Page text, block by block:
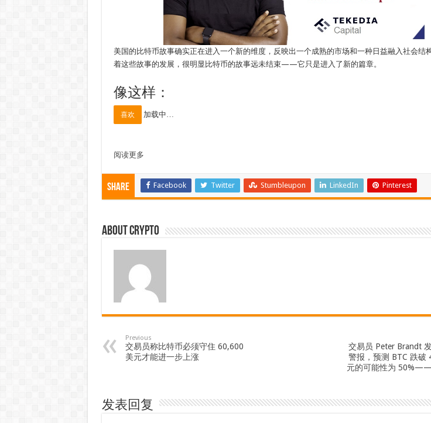
美国的比特币故事确实正在进入一个新的维度，反映出一个成熟的市场和一种日益融入社会结
着这些故事的发展，很明显比特币的故事远未结束——它只是进入了新的篇章。
像这样：
喜欢 加载中…
阅读更多
Share Facebook Twitter Stumbleupon LinkedIn Pinterest
About crypto
Previous
交易员称比特币必须守住 60,600
美元才能进一步上涨
交易员 Peter Brandt
警报，预测 BTC 跌破
元的可能性为
发表回复